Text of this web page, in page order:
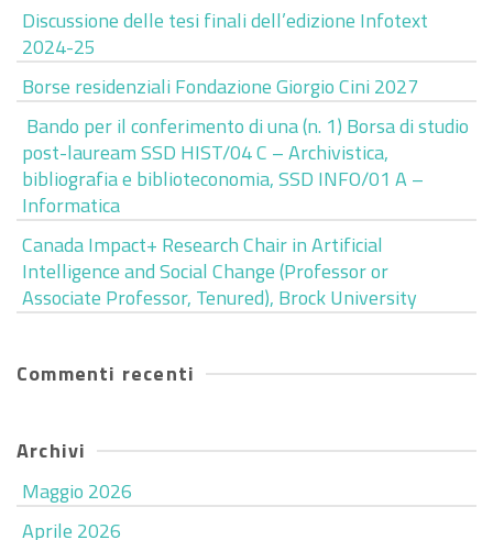
Discussione delle tesi finali dell’edizione Infotext
2024-25
Borse residenziali Fondazione Giorgio Cini 2027
Bando per il conferimento di una (n. 1) Borsa di studio
post-lauream SSD HIST/04 C – Archivistica,
bibliografia e biblioteconomia, SSD INFO/01 A –
Informatica
Canada Impact+ Research Chair in Artificial
Intelligence and Social Change (Professor or
Associate Professor, Tenured), Brock University
Commenti recenti
Archivi
Maggio 2026
Aprile 2026